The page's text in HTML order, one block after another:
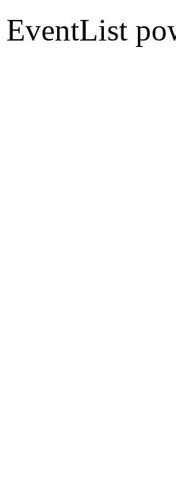
EventList